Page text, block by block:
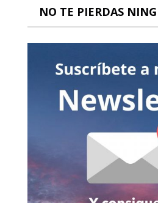
NO TE PIERDAS